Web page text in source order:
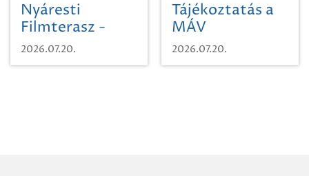
Nyáresti
Filmterasz -
Beugró a
Paradicsomba
2026.07.20.
Tájékoztatás a
MÁV
Pályaműködtetési
Zrt. Területi
2026.07.20.